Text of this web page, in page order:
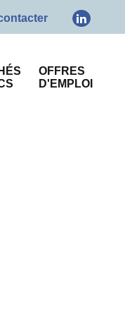
OFFRES
D'EMPLOI